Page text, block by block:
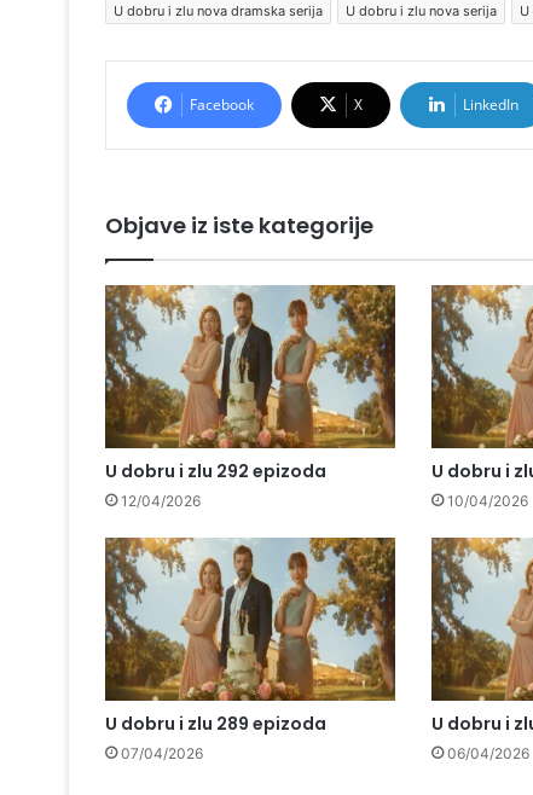
U dobru i zlu nova dramska serija
U dobru i zlu nova serija
Facebook X LinkedIn
Objave iz iste kategorije
U dobru i zlu 292 epizoda
12/04/2026
U dobru i
10/04/2026
U dobru i zlu 289 epizoda
07/04/2026
U dobru i
06/04/2026